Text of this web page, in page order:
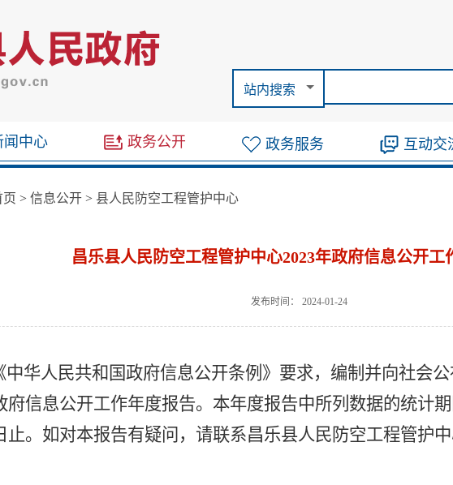
站内搜索
闻中心 政务公开 政务服务 互动交
页 > 信息公开 > 县人民防空工程管护中心
昌乐县人民防空工程管护中心2023年政府信息公开工
发布时间： 2024-01-24
中华人民共和国政府信息公开条例》要求，编制并向社会
府信息公开工作年度报告。本年度报告中所列数据的统计
止。如对本报告有疑问，请联系昌乐县人民防空工程管护